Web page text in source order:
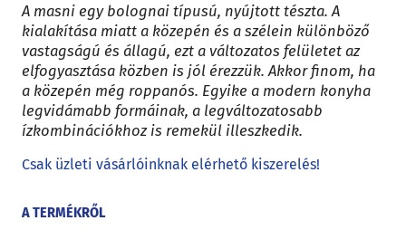
A masni egy bolognai típusú, nyújtott tészta. A
kialakítása miatt a közepén és a szélein különböző
vastagságú és állagú, ezt a változatos felületet az
elfogyasztása közben is jól érezzük. Akkor finom, ha
a közepén még roppanós. Egyike a modern konyha
legvidámabb formáinak, a legváltozatosabb
ízkombinációkhoz is remekül illeszkedik.
Csak üzleti vásárlóinknak elérhető kiszerelés!
A TERMÉKRŐL